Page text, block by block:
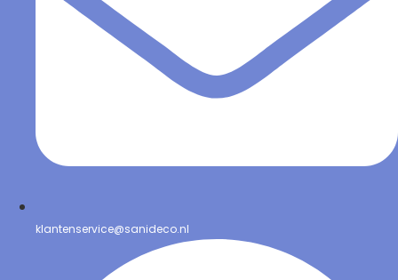
klantenservice@sanideco.nl